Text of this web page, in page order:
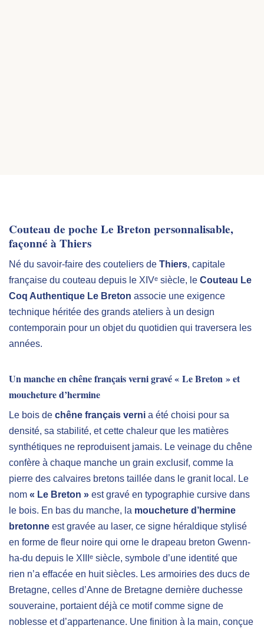
Couteau de poche Le Breton personnalisable,
façonné à Thiers
Né du savoir-faire des couteliers de Thiers, capitale
française du couteau depuis le XIVᵉ siècle, le Couteau Le
Coq Authentique Le Breton associe une exigence
technique héritée des grands ateliers à un design
contemporain pour un objet du quotidien qui traversera les
années.
Un manche en chêne français verni gravé « Le Breton » et
moucheture d’hermine
Le bois de chêne français verni a été choisi pour sa
densité, sa stabilité, et cette chaleur que les matières
synthétiques ne reproduisent jamais. Le veinage du chêne
confère à chaque manche un grain exclusif, comme la
pierre des calvaires bretons taillée dans le granit local. Le
nom « Le Breton » est gravé en typographie cursive dans
le bois. En bas du manche, la moucheture d’hermine
bretonne est gravée au laser, ce signe héraldique stylisé
en forme de fleur noire qui orne le drapeau breton Gwenn-
ha-du depuis le XIIIᵉ siècle, symbole d’une identité que
rien n’a effacée en huit siècles. Les armoiries des ducs de
Bretagne, celles d’Anne de Bretagne dernière duchesse
souveraine, portaient déjà ce motif comme signe de
noblesse et d’appartenance. Une finition à la main, conçue